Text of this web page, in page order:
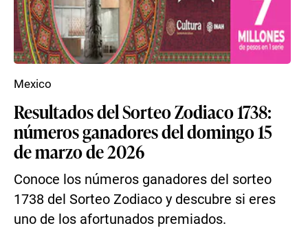
Resultados del Sorteo Zodiaco 1738:
números ganadores del domingo 15
de marzo de 2026
Conoce los números ganadores del sorteo
1738 del Sorteo Zodiaco y descubre si eres
uno de los afortunados premiados.
Mexico